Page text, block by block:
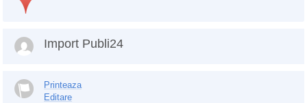
Import Publi24
Printeaza
Editare